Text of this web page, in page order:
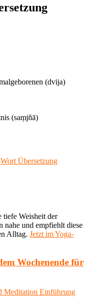
(dvija)
(saṃjñā)
Übersetzung
tiefe Weisheit der
nahe und empfiehlt diese
Alltag. Jetzt im Yoga-
Wochenende für
Meditation Einführung